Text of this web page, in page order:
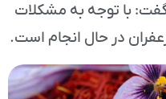
با توجه به مشکلات
در حال انجام است.